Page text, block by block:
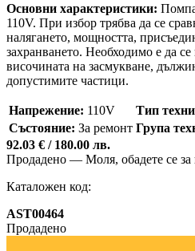
Основни характеристики:
110V. При избор трябва да се
налягането, мощността,
захранването. Необходимо е да
височината на засмукване,
допустимите частици.
Напрежение: 110V Тип
Състояние: За ремонт Група
92.03 € / 180.00 лв.
Продадено — Моля, обадете се за
Каталожен код:
AST00464
Продадено